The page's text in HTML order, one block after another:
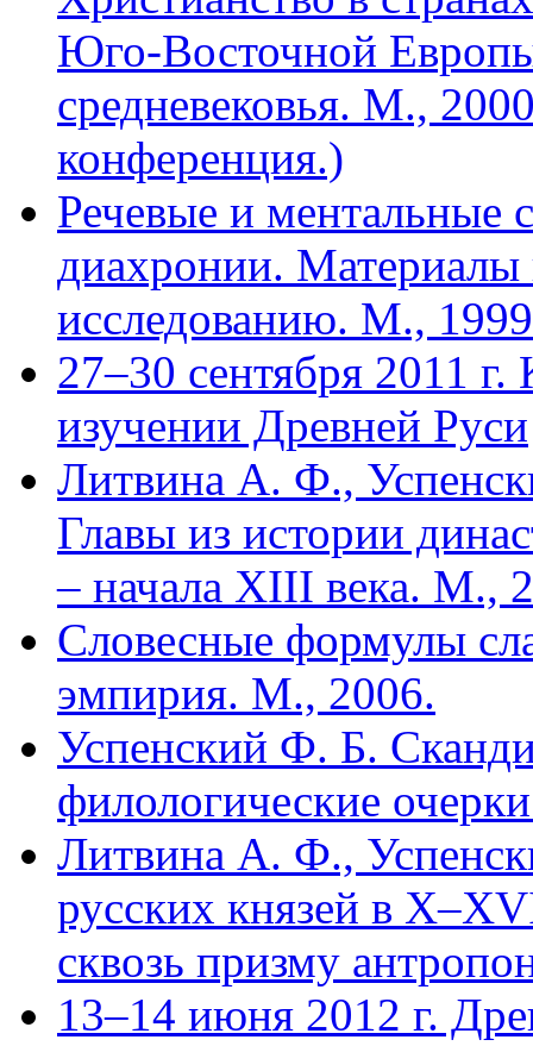
Юго-Восточной
средневековья. М.,
конференция.)
Речевые и ментальные
диахронии. Материалы
исследованию. М.,
27–30 сентября 2011
изучении Древней Руси
Литвина А. Ф.,
Главы из истории
– начала XIII века. М.,
Словесные формулы
эмпирия. М., 2006.
Успенский Ф. Б.
филологические
Литвина А. Ф.,
русских князей в
сквозь призму
13–14 июня 2012 г.